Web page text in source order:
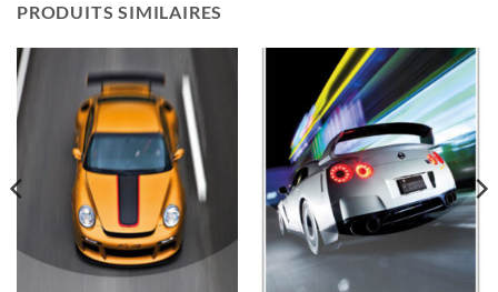
PRODUITS SIMILAIRES